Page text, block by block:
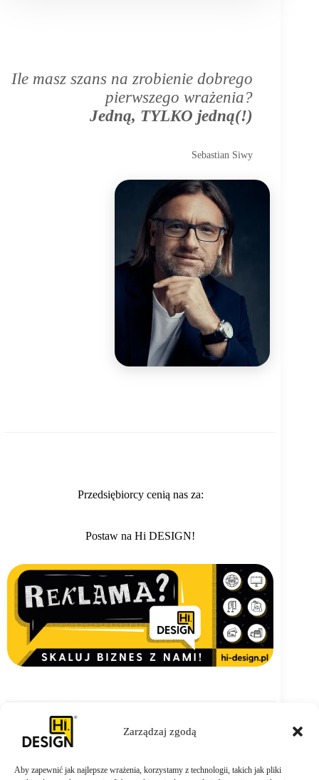
Zarządzaj zgodą
Aby zapewnić jak najlepsze wrażenia, korzystamy z technologii, takich jak pliki
Ile masz szans na zrobienie dobrego
pierwszego wrażenia?
Jedną, TYLKO jedną(!)
Sebastian Siwy
Przedsiębiorcy cenią nas za:
Postaw na Hi DESIGN!